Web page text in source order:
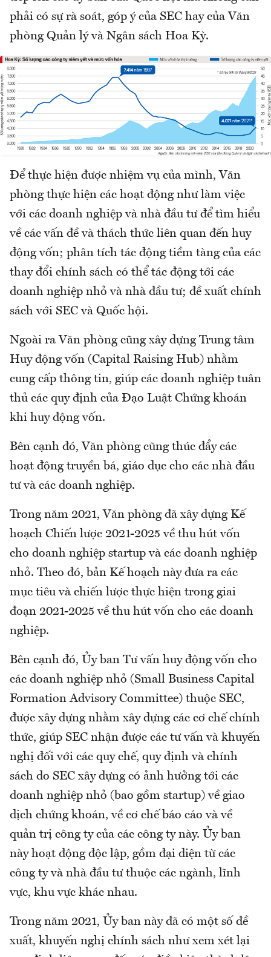
phải có sự rà soát, góp ý của SEC hay của Văn
phòng Quản lý và Ngân sách Hoa Kỳ.
Để thực hiện được nhiệm vụ của mình, Văn
phòng thực hiện các hoạt động như làm việc
với các doanh nghiệp và nhà đầu tư để tìm hiểu
về các vấn đề và thách thức liên quan đến huy
động vốn; phân tích tác động tiềm tàng của các
thay đổi chính sách có thể tác động tới các
doanh nghiệp nhỏ và nhà đầu tư; đề xuất chính
sách với SEC và Quốc hội.
Ngoài ra Văn phòng cũng xây dựng Trung tâm
Huy động vốn (Capital Raising Hub) nhằm
cung cấp thông tin, giúp các doanh nghiệp tuân
thủ các quy định của Đạo Luật Chứng khoán
khi huy động vốn.
Bên cạnh đó, Văn phòng cũng thúc đẩy các
hoạt động truyền bá, giáo dục cho các nhà đầu
tư và các doanh nghiệp.
Trong năm 2021, Văn phòng đã xây dựng Kế
hoạch Chiến lược 2021-2025 về thu hút vốn
cho doanh nghiệp startup và các doanh nghiệp
nhỏ. Theo đó, bản Kế hoạch này đưa ra các
mục tiêu và chiến lược thực hiện trong giai
đoạn 2021-2025 về thu hút vốn cho các doanh
nghiệp.
Bên cạnh đó, Ủy ban Tư vấn huy động vốn cho
các doanh nghiệp nhỏ (Small Business Capital
Formation Advisory Committee) thuộc SEC,
được xây dựng nhằm xây dựng các cơ chế chính
thức, giúp SEC nhận được các tư vấn và khuyến
nghị đối với các quy chế, quy định và chính
sách do SEC xây dựng có ảnh hưởng tới các
doanh nghiệp nhỏ (bao gồm startup) về giao
dịch chứng khoán, về cơ chế báo cáo và về
quản trị công ty của các công ty này. Ủy ban
này hoạt động độc lập, gồm đại diện từ các
công ty và nhà đầu tư thuộc các ngành, lĩnh
vực, khu vực khác nhau.
Trong năm 2021, Ủy ban này đã có một số đề
xuất, khuyến nghị chính sách như xem xét lại